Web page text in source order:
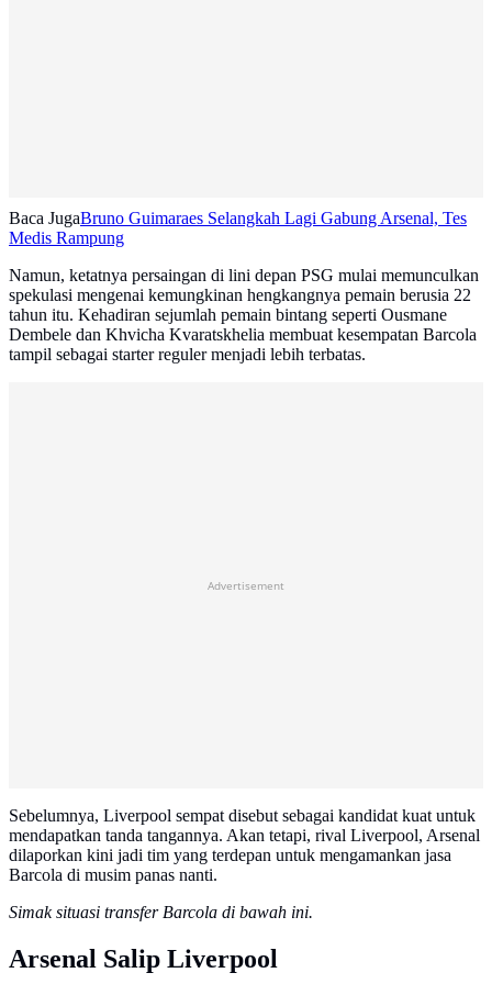
Baca JugaBruno Guimaraes Selangkah Lagi Gabung Arsenal, Tes
Medis Rampung
Namun, ketatnya persaingan di lini depan PSG mulai memunculkan
spekulasi mengenai kemungkinan hengkangnya pemain berusia 22
tahun itu. Kehadiran sejumlah pemain bintang seperti Ousmane
Dembele dan Khvicha Kvaratskhelia membuat kesempatan Barcola
tampil sebagai starter reguler menjadi lebih terbatas.
Advertisement
Sebelumnya, Liverpool sempat disebut sebagai kandidat kuat untuk
mendapatkan tanda tangannya. Akan tetapi, rival Liverpool, Arsenal
dilaporkan kini jadi tim yang terdepan untuk mengamankan jasa
Barcola di musim panas nanti.
Simak situasi transfer Barcola di bawah ini.
Arsenal Salip Liverpool